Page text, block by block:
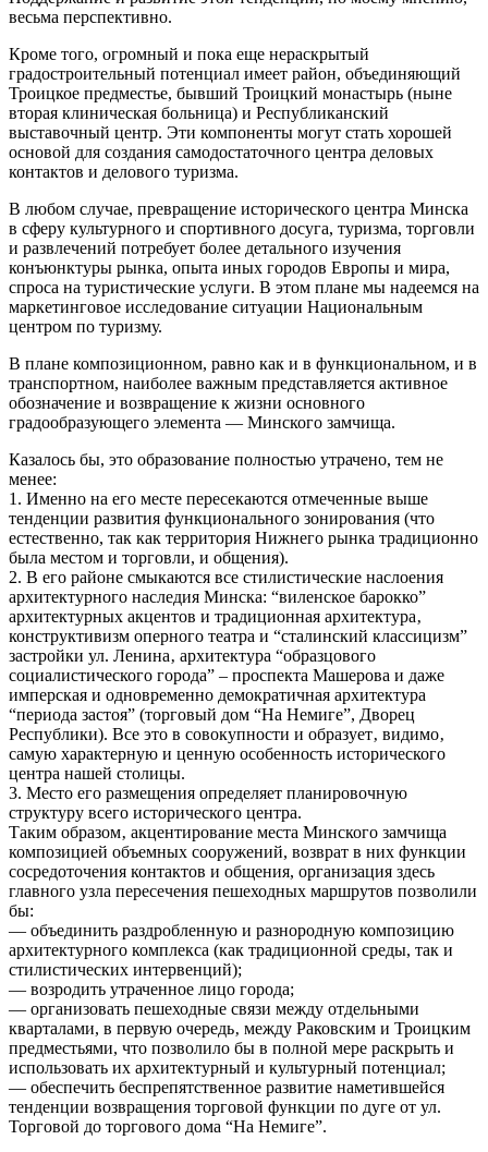
весьма перспективно.
Кроме того, огромный и пока еще нераскрытый
градостроительный потенциал имеет район, объединяющий
Троицкое предместье, бывший Троицкий монастырь (ныне
вторая клиническая больница) и Республиканский
выставочный центр. Эти компоненты могут стать хорошей
основой для создания самодостаточного центра деловых
контактов и делового туризма.
В любом случае, превращение исторического центра Минска
в сферу культурного и спортивного досуга, туризма, торговли
и развлечений потребует более детального изучения
конъюнктуры рынка, опыта иных городов Европы и мира,
спроса на туристические услуги. В этом плане мы надеемся на
маркетинговое исследование ситуации Национальным
центром по туризму.
В плане композиционном, равно как и в функциональном, и в
транспортном, наиболее важным представляется активное
обозначение и возвращение к жизни основного
градообразующего элемента — Минского замчища.
Казалось бы, это образование полностью утрачено, тем не
менее:
1. Именно на его месте пересекаются отмеченные выше
тенденции развития функционального зонирования (что
естественно, так как территория Нижнего рынка традиционно
была местом и торговли, и общения).
2. В его районе смыкаются все стилистические наслоения
архитектурного наследия Минска: “виленское барокко”
архитектурных акцентов и традиционная архитектура‚
конструктивизм оперного театра и “сталинский классицизм”
застройки ул. Ленина‚ архитектура “образцового
социалистического города” – проспекта Машерова и даже
имперская и одновременно демократичная архитектура
“периода застоя” (торговый дом “На Немиге”, Дворец
Республики). Все это в совокупности и образует‚ видимо‚
самую характерную и ценную особенность исторического
центра нашей столицы.
3. Место его размещения определяет планировочную
структуру всего исторического центра.
Таким образом‚ акцентирование места Минского замчища
композицией объемных сооружений, возврат в них функции
сосредоточения контактов и общения, организация здесь
главного узла пересечения пешеходных маршрутов позволили
бы:
— объединить раздробленную и разнородную композицию
архитектурного комплекса (как традиционной среды, так и
стилистических интервенций);
— возродить утраченное лицо города;
— организовать пешеходные связи между отдельными
кварталами, в первую очередь‚ между Раковским и Троицким
предместьями, что позволило бы в полной мере раскрыть и
использовать их архитектурный и культурный потенциал;
— обеспечить беспрепятственное развитие наметившейся
тенденции возвращения торговой функции по дуге от ул.
Торговой до торгового дома “На Немиге”.